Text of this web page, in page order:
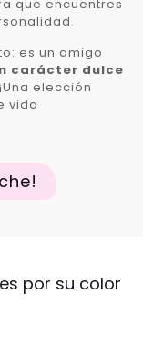
que encuentres
es un amigo
carácter dulce
elección
vida
por su color